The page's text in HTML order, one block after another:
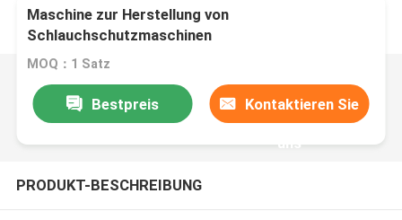
Maschine zur Herstellung von
Schlauchschutzmaschinen
MOQ：1 Satz
Bestpreis Kontaktieren Sie
uns
PRODUKT-BESCHREIBUNG